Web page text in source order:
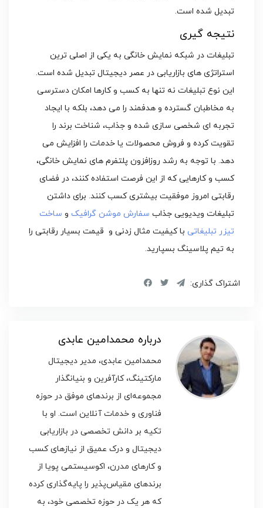
تبدیل شده است.
نتیجه‌ گیری
تبلیغات در شبکه نمایش خانگی به یکی از اصلی‌ ترین
استراتژی ‌های بازاریابی در عصر دیجیتال تبدیل شده است.
این نوع تبلیغات نه تنها به کسب‌ و کارها امکان دسترسی
به مخاطبان گسترده و هدفمند را می ‌دهد، بلکه با ایجاد
تجربه ‌ای شخصی ‌سازی شده و جذاب، شناخت برند را
تقویت کرده و فروش محصولات یا خدمات را افزایش می
دهد. با توجه به رشد روزافزون پلتفرم‌ های نمایش خانگی،
کسب ‌و کارهایی که از این فرصت استفاده کنند، در فضای
رقابتی امروز موفقیت بیشتری کسب کنند. برای داشتن
تبلیغات ویدیویی جذاب سفارش موشن گرافیک و ساخت
تیزر تبلیغاتی با کیفیت مثال زدنی و قیمت بسیار رقابتی را
به تیم پلاسینگ بسپارید.
اشتراک گذاری:
درباره محمدامین عابدی
محمدامین عابدی، مدیر دیجیتال
مارکتینگ، کارآفرین و بنیانگذار
مجموعه‌ای از برندهای موفق در حوزه
فناوری و خدمات آنلاین است. او با
تکیه بر دانش تخصصی در بازاریابی
دیجیتال و درک عمیق از نیازهای کسب
و کارهای مدرن، اکوسیستمی پویا از
برندهای مقیاس‌پذیر را پایه‌گذاری کرده
که هر یک در حوزه تخصصی خود، به